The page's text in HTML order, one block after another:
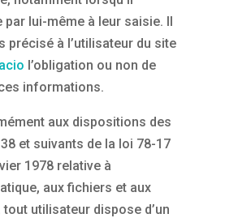
par lui-même à leur saisie. Il
précisé à l’utilisateur du site
l’obligation ou non de
informations.
aux dispositions des
et suivants de la loi 78-17
1978 relative à
aux fichiers et aux
tout utilisateur dispose d’un